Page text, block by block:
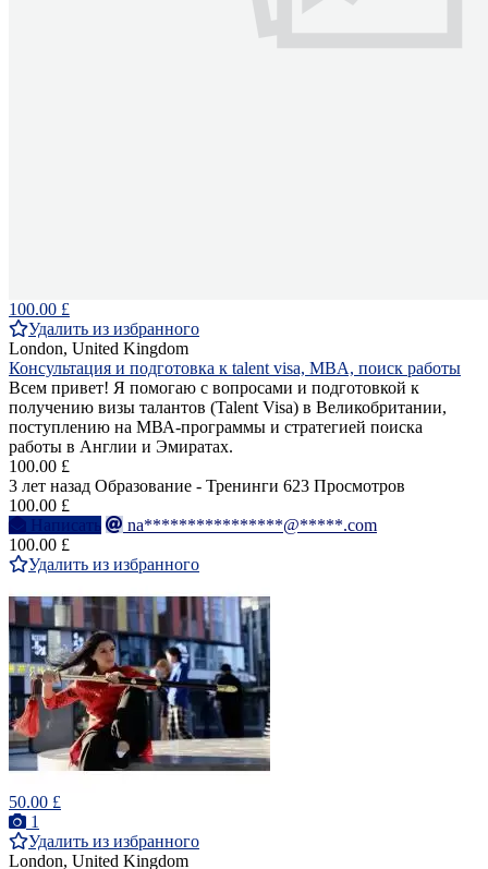
100.00 £
Удалить из избранного
London, United Kingdom
Консультация и подготовка к talent visa, MBA, поиск работы
Всем привет! Я помогаю с вопросами и подготовкой к
получению визы талантов (Talent Visa) в Великобритании,
поступлению на МВА-программы и стратегией поиска
работы в Англии и Эмиратах.
100.00 £
3 лет назад Образование - Тренинги 623 Просмотров
100.00 £
Написать
na****************@*****.com
100.00 £
Удалить из избранного
50.00 £
1
Удалить из избранного
London, United Kingdom